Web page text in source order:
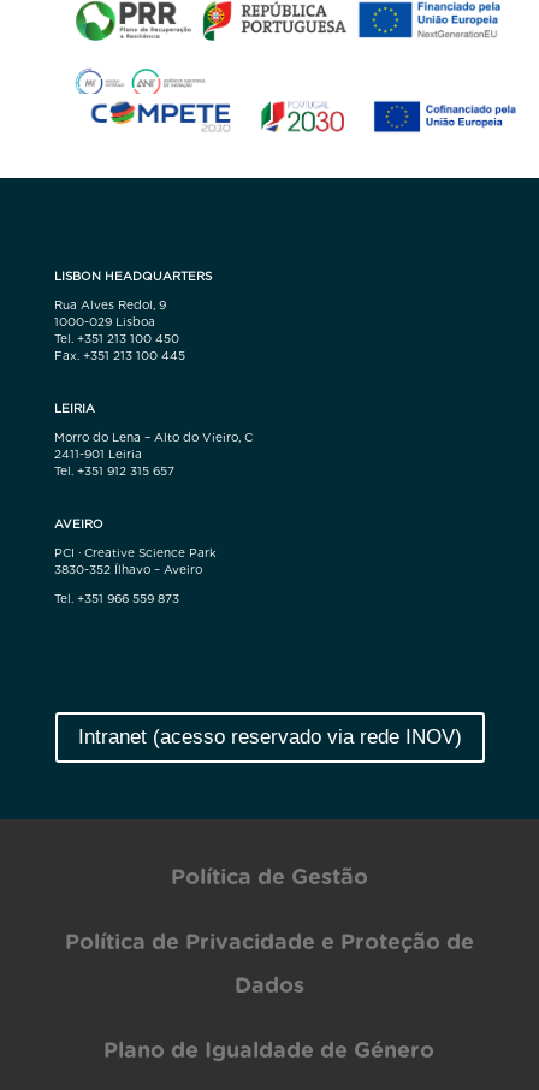
LISBON HEADQUARTERS
Rua Alves Redol, 9
1000-029 Lisboa
Tel. +351 213 100 450
Fax. +351 213 100 445
LEIRIA
Morro do Lena – Alto do Vieiro, C
2411-901 Leiria
Tel. +351 912 315 657
AVEIRO
PCI · Creative Science Park
3830-352 Ílhavo – Aveiro
Tel. +351 966 559 873
Intranet (acesso reservado via rede INOV)
Política de Gestão
Política de Privacidade e Proteção de
Dados
Plano de Igualdade de Género